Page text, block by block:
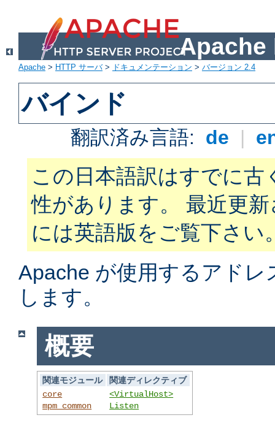
Apache
Apache > HTTP サーバ> ドキュメンテーション > バージョン 2.4
バインド
翻訳済み言語: de |
この日本語訳はすでに古
性があります。 最近更
には英語版をご覧下さい
Apache が使用するアド
します。
概要
関連モジュール
関連ディレクティブ
core
mpm_common
<VirtualHost>
Listen